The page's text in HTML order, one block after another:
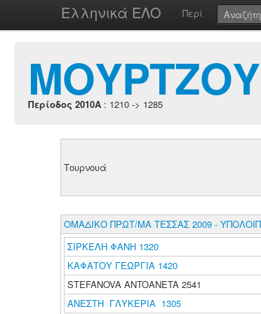
Ελληνικά ΕΛΟ Περί
Περίοδος 2010A : 1210 -> 1285
Τουρνουά
ΟΜΑΔΙΚΟ ΠΡΩΤ/ΜΑ ΤΕΣΣΑΣ 2009 -
ΣΙΡΚΕΛΗ ΦΑΝΗ 1320
ΚΑΦΑΤΟΥ ΓΕΩΡΓΙΑ 1420
STEFANOVA ANTOANETA 2541
ΑΝΕΣΤΗ ΓΛΥΚΕΡΙΑ 1305